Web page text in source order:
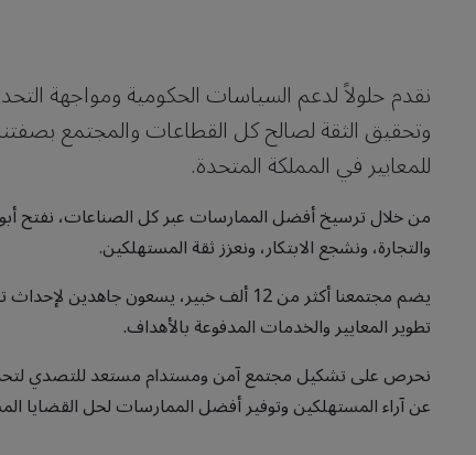
نقدم حلولاً لدعم السياسات الحكومية ومواجهة
وتحقيق الثقة لصالح كل القطاعات والمجتمع بصفتنا
للمعايير في المملكة المتحدة.
من خلال ترسيخ أفضل الممارسات عبر كل الصناعات، نفتح
والتجارة، ونشجع الابتكار، ونعزز ثقة المستهلكين.
يضم مجتمعنا أكثر من 12 ألف خبير، يسعون
تطوير المعايير والخدمات المدفوعة بالأهداف.
نحرص على تشكيل مجتمع آمن ومستدام مستعد للتصدي
عن آراء المستهلكين وتوفير أفضل الممارسات لحل القضايا